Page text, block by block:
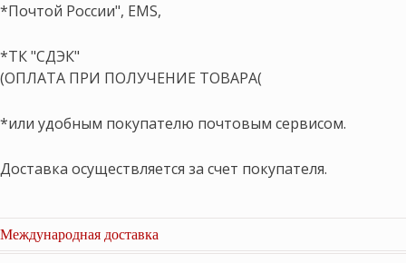
*Почтой России", EMS,
*ТК "СДЭК"
(ОПЛАТА ПРИ ПОЛУЧЕНИЕ ТОВАРА(
*или удобным покупателю почтовым сервисом.
Доставка осуществляется за счет покупателя.
Международная доставка